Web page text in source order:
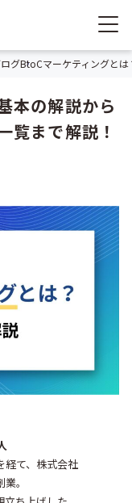
グBtoCマーケティングと
本の解説から
覧まで解説！
経て、株式会社
。